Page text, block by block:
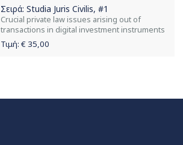
Σειρά: Studia Juris Civilis, #1
Crucial private law issues arising out of
transactions in digital investment instruments
Τιμή: € 35,00